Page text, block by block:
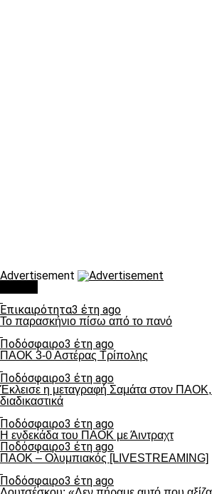
Advertisement
Επικαιρότητα3 έτη ago
Το παρασκήνιο πίσω από το πανό
Ποδόσφαιρο3 έτη ago
ΠΑΟΚ 3-0 Αστέρας Τρίπολης
Ποδόσφαιρο3 έτη ago
Έκλεισε η μεταγραφή Σαμάτα στον ΠΑΟΚ,
διαδικαστικά
Ποδόσφαιρο3 έτη ago
Η ενδεκάδα του ΠΑΟΚ με Άιντραχτ
Ποδόσφαιρο3 έτη ago
ΠΑΟΚ – Ολυμπιακός [LIVESTREAMING]
Ποδόσφαιρο3 έτη ago